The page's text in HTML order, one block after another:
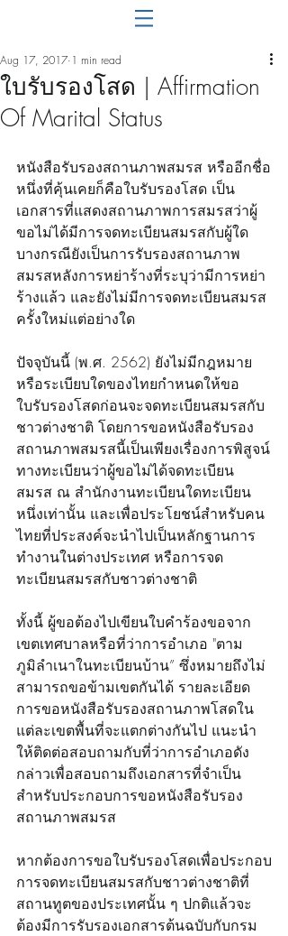
ใบรับรองโสด | Affirmation
Of Marital Status
Aug 17, 2017 1 min read
หนังสือรับรองสถานภาพสมรส หรืออีกชื่อ
หนึ่งที่คุ้นเคยก็คือใบรับรองโสด เป็น
เอกสารที่แสดงสถานภาพการสมรสว่าผู้
ขอไม่ได้มีการจดทะเบียนสมรสกับผู้ใด
บางกรณียังเป็นการรับรองสถานภาพ
สมรสหลังการหย่าร้างที่ระบุว่ามีการหย่า
ร้างแล้ว และยังไม่มีการจดทะเบียนสมรส
ครั้งใหม่แต่อย่างใด
ปัจจุบันนี้ (พ.ศ. 2562) ยังไม่มีกฎหมาย
หรือระเบียบใดของไทยกำหนดให้ขอ
ใบรับรองโสดก่อนจะจดทะเบียนสมรสกับ
ชาวต่างชาติ โดยการขอหนังสือรับรอง
สถานภาพสมรสนี้เป็นเพียงเรื่องการพิสูจน์
ทางทะเบียนว่าผู้ขอไม่ได้จดทะเบียน
สมรส ณ สำนักงานทะเบียนใดทะเบียน
หนึ่งเท่านั้น และเพื่อประโยชน์สำหรับคน
ไทยที่ประสงค์จะนำไปเป็นหลักฐานการ
ทำงานในต่างประเทศ หรือการจด
ทะเบียนสมรสกับชาวต่างชาติ
ทั้งนี้ ผู้ขอต้องไปเขียนใบคำร้องขอจาก
เขตเทศบาลหรือที่ว่าการอำเภอ "ตาม
ภูมิลำเนาในทะเบียนบ้าน” ซึ่งหมายถึงไม่
สามารถขอข้ามเขตกันได้ รายละเอียด
การขอหนังสือรับรองสถานภาพโสดใน
แต่ละเขตพื้นที่จะแตกต่างกันไป แนะนำ
ให้ติดต่อสอบถามกับที่ว่าการอำเภอดัง
กล่าวเพื่อสอบถามถึงเอกสารที่จำเป็น
สำหรับประกอบการขอหนังสือรับรอง
สถานภาพสมรส
หากต้องการขอใบรับรองโสดเพื่อประกอบ
การจดทะเบียนสมรสกับชาวต่างชาติที่
สถานทูตของประเทศนั้น ๆ ปกติแล้วจะ
ต้องมีการรับรองเอกสารต้นฉบับกับกรม